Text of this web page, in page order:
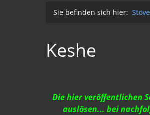
Sie befinden sich hier:
Keshe
Die hier veröffentlichen
auslösen... bei